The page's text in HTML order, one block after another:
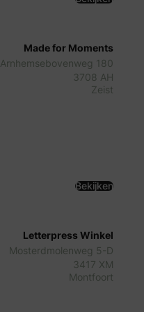
Made for Moments
Arnhemsebovenweg 180
3708 AH
Zeist
Bekijken
Letterpress Winkel
Mosterdmolenweg 5-D
3417 XM
Montfoort